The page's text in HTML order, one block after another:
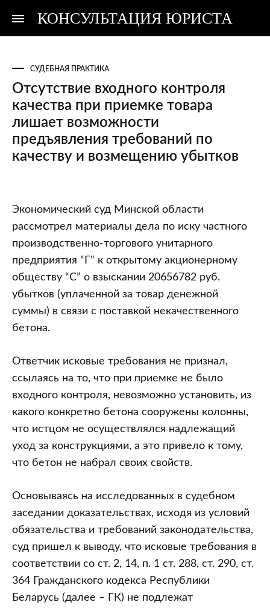
КОНСУЛЬТАЦИЯ ЮРИСТА
Консультация
Консультация
СУДЕБНАЯ ПРАКТИКА
Отсутствие входного контроля
качества при приемке товара
лишает возможности
предъявления требований по
качеству и возмещению убытков
Отсутствие
входного
контроля
качества
при
приемке
товара
лишает
предъявления
требований
по
качеству
и
возмещению
убытков
Экономический суд Минской области
рассмотрел материалы дела по иску частного
производственно-торгового унитарного
предприятия “Г” к открытому акционерному
обществу “С” о взыскании 20656782 руб.
убытков (уплаченной за товар денежной
суммы) в связи с поставкой некачественного
бетона.
Ответчик исковые требования не признал,
ссылаясь на то, что при приемке не было
входного контроля, невозможно установить, из
какого конкретно бетона сооружены колонны,
что истцом не осуществлялся надлежащий
уход за конструкциями, а это привело к тому,
что бетон не набрал своих свойств.
Основываясь на исследованных в судебном
заседании доказательствах, исходя из условий
обязательства и требований законодательства,
суд пришел к выводу, что исковые требования в
соответствии со ст. 2, 14, п. 1 ст. 288, ст. 290, ст.
364 Гражданского кодекса Республики
Беларусь (далее – ГК) не подлежат